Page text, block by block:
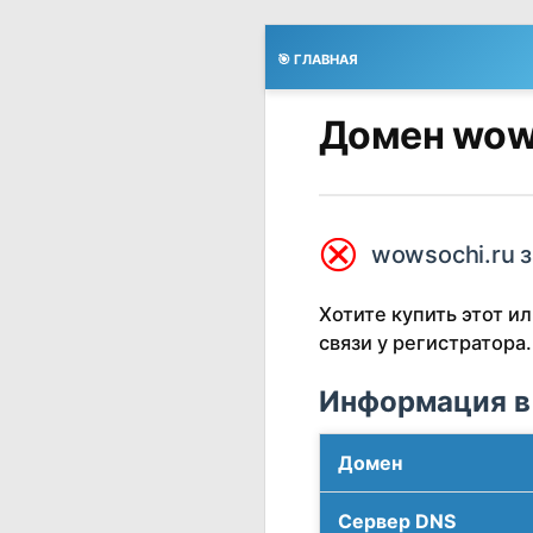
🎯 ГЛАВНАЯ
Домен
⮿ wowsochi.ru
Хотите купить этот
связи у регистратора.
Информация в
Домен
Сервер DNS